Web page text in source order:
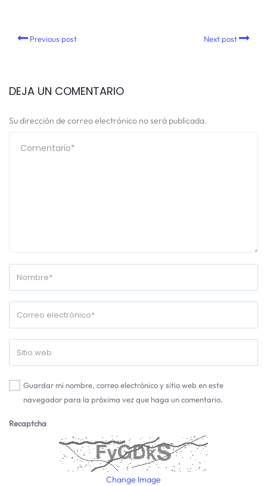
Previous post Next post
DEJA UN COMENTARIO
Su dirección de correo electrónico no será publicada.
Guardar mi nombre, correo electrónico y sitio web en este
navegador para la próxima vez que haga un comentario.
Recaptcha
Change Image